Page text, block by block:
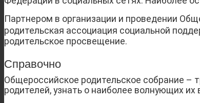
Партнером в организации и проведении
родительская ассоциация социальной
родительское просвещение.
Справочно
Общероссийское родительское собрание –
родителей, узнать о наиболее волнующих